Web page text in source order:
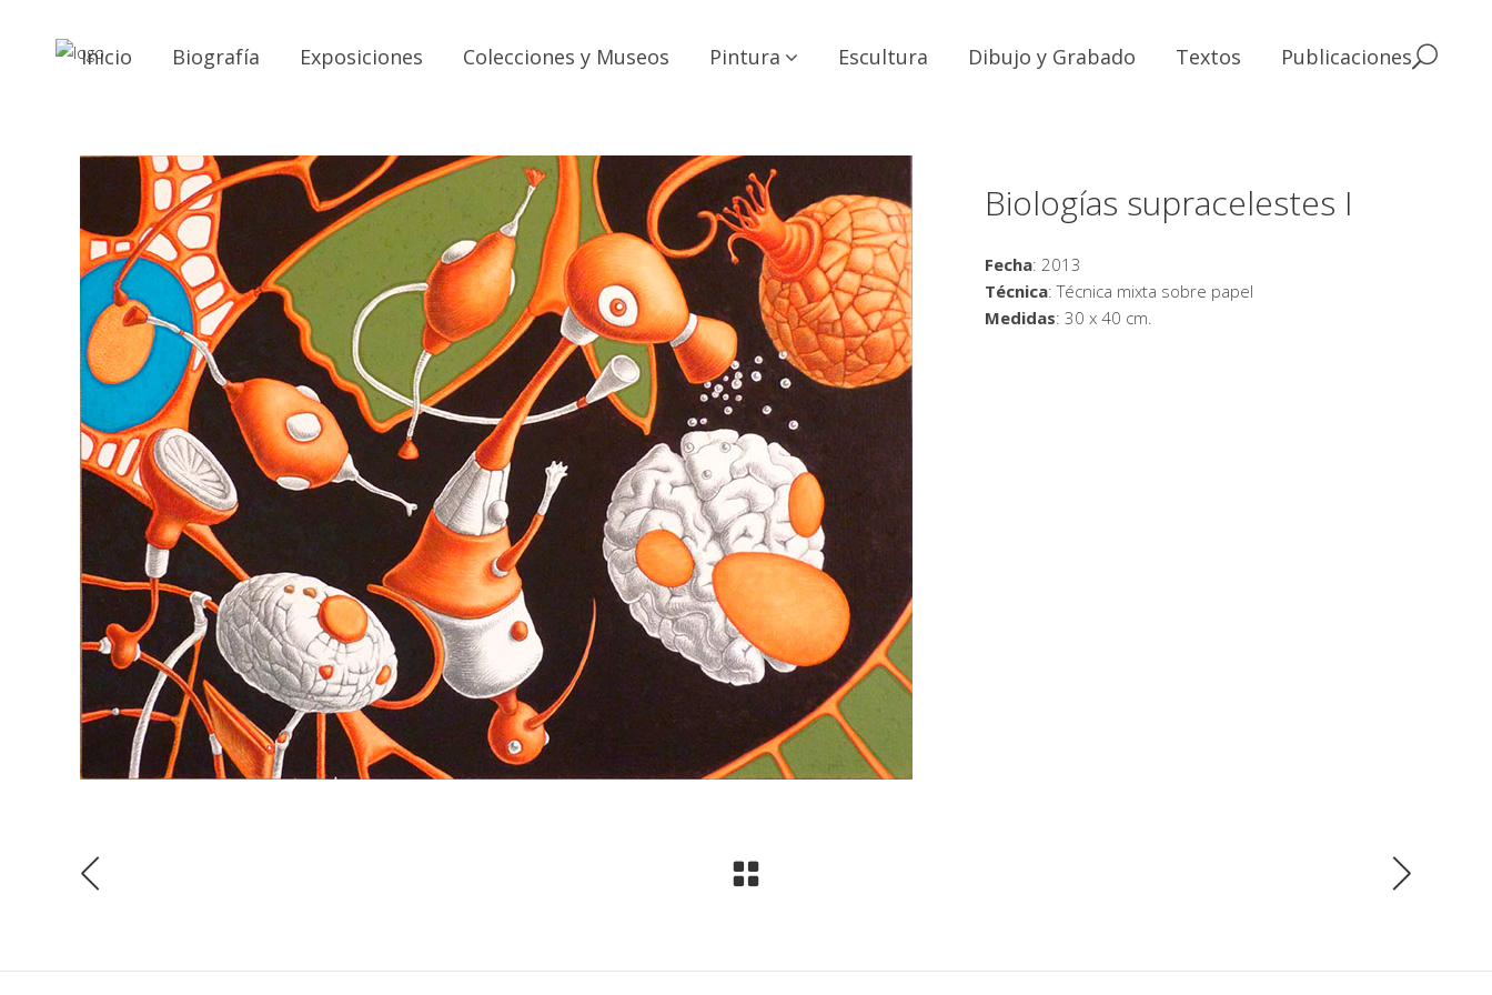
Inicio Biografía Exposiciones Colecciones y Museos Pintura Escultura Dibujo y Grabado Textos Publicaciones
Biologías supracelestes I
Fecha: 2013
Técnica: Técnica mixta sobre papel
Medidas: 30 x 40 cm.